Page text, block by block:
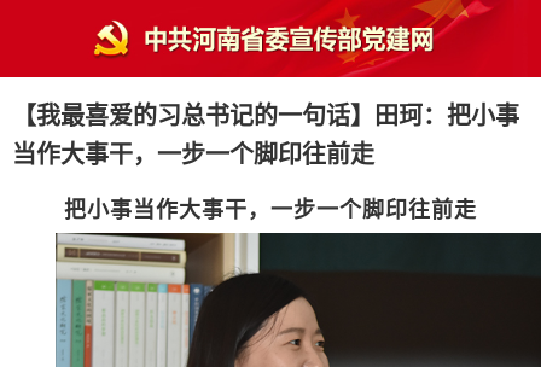
【我最喜爱的习总书记的一句话】田珂：把小事
当作大事干，一步一个脚印往前走
把小事当作大事干，一步一个脚印往前走